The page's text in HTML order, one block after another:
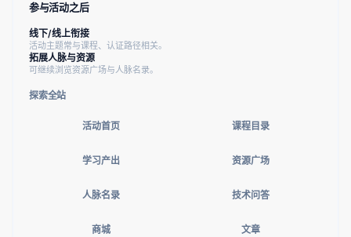
参与活动之后
线下/线上衔接
活动主题常与课程、认证路径相关。
拓展人脉与资源
可继续浏览资源广场与人脉名录。
探索全站
活动首页 课程目录
学习产出 资源广场
人脉名录 技术问答
商城 文章